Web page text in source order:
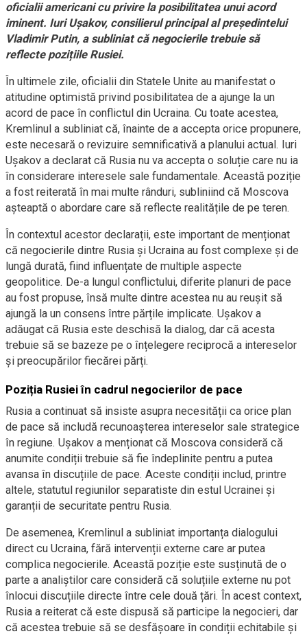
oficialii americani cu privire la posibilitatea unui acord
iminent. Iuri Ușakov, consilierul principal al președintelui
Vladimir Putin, a subliniat că negocierile trebuie să
reflecte pozițiile Rusiei.
În ultimele zile, oficialii din Statele Unite au manifestat o
atitudine optimistă privind posibilitatea de a ajunge la un
acord de pace în conflictul din Ucraina. Cu toate acestea,
Kremlinul a subliniat că, înainte de a accepta orice propunere,
este necesară o revizuire semnificativă a planului actual. Iuri
Ușakov a declarat că Rusia nu va accepta o soluție care nu ia
în considerare interesele sale fundamentale. Această poziție
a fost reiterată în mai multe rânduri, subliniind că Moscova
așteaptă o abordare care să reflecte realitățile de pe teren.
În contextul acestor declarații, este important de menționat
că negocierile dintre Rusia și Ucraina au fost complexe și de
lungă durată, fiind influențate de multiple aspecte
geopolitice. De-a lungul conflictului, diferite planuri de pace
au fost propuse, însă multe dintre acestea nu au reușit să
ajungă la un consens între părțile implicate. Ușakov a
adăugat că Rusia este deschisă la dialog, dar că acesta
trebuie să se bazeze pe o înțelegere reciprocă a intereselor
și preocupărilor fiecărei părți.
Poziția Rusiei în cadrul negocierilor de pace
Rusia a continuat să insiste asupra necesității ca orice plan
de pace să includă recunoașterea intereselor sale strategice
în regiune. Ușakov a menționat că Moscova consideră că
anumite condiții trebuie să fie îndeplinite pentru a putea
avansa în discuțiile de pace. Aceste condiții includ, printre
altele, statutul regiunilor separatiste din estul Ucrainei și
garanții de securitate pentru Rusia.
De asemenea, Kremlinul a subliniat importanța dialogului
direct cu Ucraina, fără intervenții externe care ar putea
complica negocierile. Această poziție este susținută de o
parte a analiștilor care consideră că soluțiile externe nu pot
înlocui discuțiile directe între cele două țări. În acest context,
Rusia a reiterat că este dispusă să participe la negocieri, dar
că acestea trebuie să se desfășoare în condiții echitabile și